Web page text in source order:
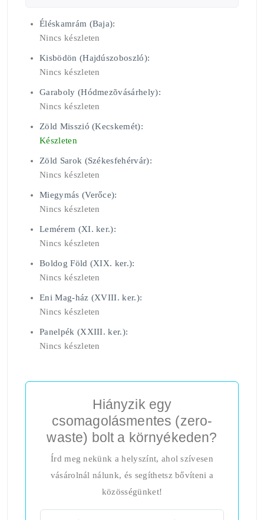
Éléskamrám (Baja):
Nincs készleten
Kisbödön (Hajdúszoboszló):
Nincs készleten
Garaboly (Hódmezõvásárhely):
Nincs készleten
Zöld Misszió (Kecskemét):
Készleten
Zöld Sarok (Székesfehérvár):
Nincs készleten
Miegymás (Verőce):
Nincs készleten
Lemérem (XI. ker.):
Nincs készleten
Boldog Föld (XIX. ker.):
Nincs készleten
Eni Mag-ház (XVIII. ker.):
Nincs készleten
Panelpék (XXIII. ker.):
Nincs készleten
Hiányzik egy
csomagolásmentes (zero-
waste) bolt a környékeden?
Írd meg nekünk a helyszínt, ahol szívesen
vásárolnál nálunk, és segíthetsz bővíteni a
közösségünket!